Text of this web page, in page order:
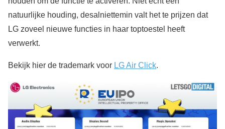
natuurlijke houding, desalniettemin valt het te prijzen dat
LG zoveel nieuwe functies in haar toptoestel heeft
verwerkt.
Bekijk hier de trademark voor LG Air Click.